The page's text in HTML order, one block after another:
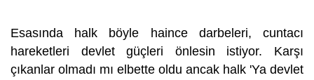
Esasında halk böyle haince darbeleri, cuntacı
hareketleri devlet güçleri önlesin istiyor. Karşı
çıkanlar olmadı mı elbette oldu ancak halk 'Ya devlet